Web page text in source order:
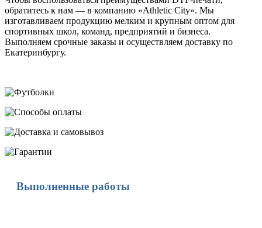
обратитесь к нам — в компанию «Athletic City». Мы
изготавливаем продукцию мелким и крупным оптом для
спортивных школ, команд, предприятий и бизнеса.
Выполняем срочные заказы и осуществляем доставку по
Екатеринбургу.
Выполненные работы